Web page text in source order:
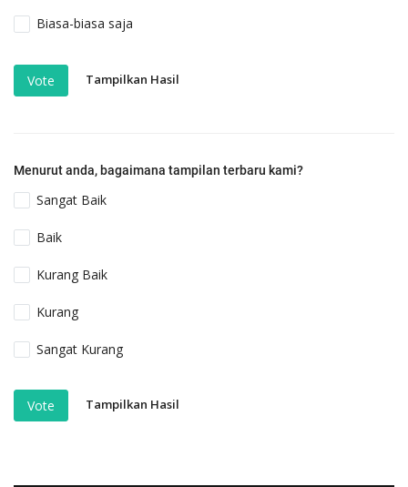
Biasa-biasa saja
Vote Tampilkan Hasil
Menurut anda, bagaimana tampilan terbaru kami?
Sangat Baik
Baik
Kurang Baik
Kurang
Sangat Kurang
Vote Tampilkan Hasil